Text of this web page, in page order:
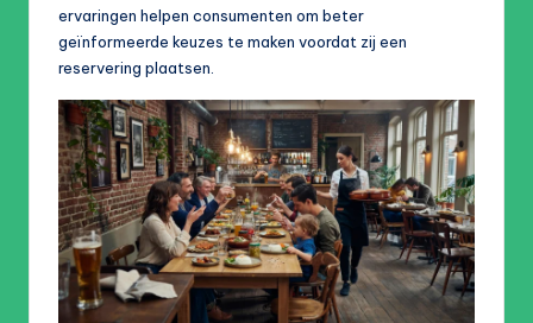
ervaringen helpen consumenten om beter
geïnformeerde keuzes te maken voordat zij een
reservering plaatsen.